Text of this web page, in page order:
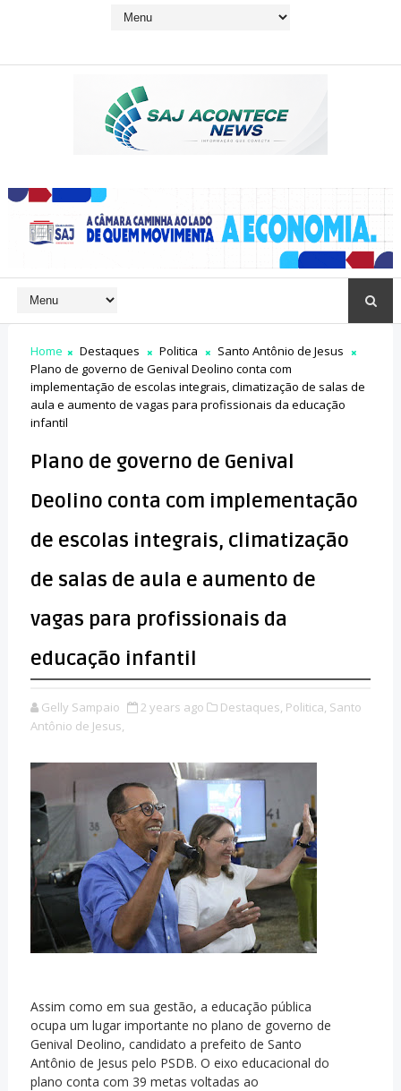
Home Destaques Politica
Santo Antônio de Jesus
Plano de governo de Genival Deolino conta com
implementação de escolas integrais, climatização de salas de
aula e aumento de vagas para profissionais da educação
infantil
Plano de governo de Genival
Deolino conta com implementação
de escolas integrais, climatização
de salas de aula e aumento de
vagas para profissionais da
educação infantil
Gelly Sampaio 2 years ago Destaques, Politica, Santo
Antônio de Jesus,
Assim como em sua gestão, a educação pública
ocupa um lugar importante no plano de governo de
Genival Deolino, candidato a prefeito de Santo
Antônio de Jesus pelo PSDB. O eixo educacional do
plano conta com 39 metas voltadas ao